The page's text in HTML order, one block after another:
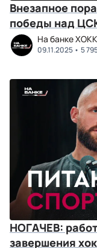
Внезапное
победы над
На банке
09.11.2025 5
НОГАЧЕВ:
завершения